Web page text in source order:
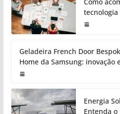
Como
Geladeira French Door
Home da Samsung: inovação
Energia
Entenda o